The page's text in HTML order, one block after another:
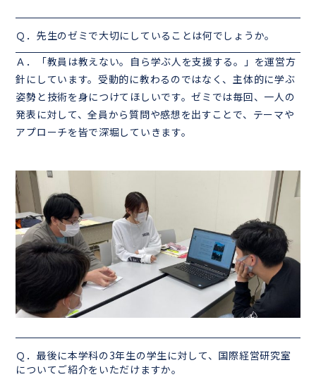
Ｑ．先生のゼミで大切にしていることは何でしょうか。
Ａ．「教員は教えない。自ら学ぶ人を支援する。」を運営方
針にしています。受動的に教わるのではなく、主体的に学ぶ
姿勢と技術を身につけてほしいです。ゼミでは毎回、一人の
発表に対して、全員から質問や感想を出すことで、テーマや
アプローチを皆で深堀していきます。
Ｑ．最後に本学科の3年生の学生に対して、国際経営研究室
についてご紹介をいただけますか。